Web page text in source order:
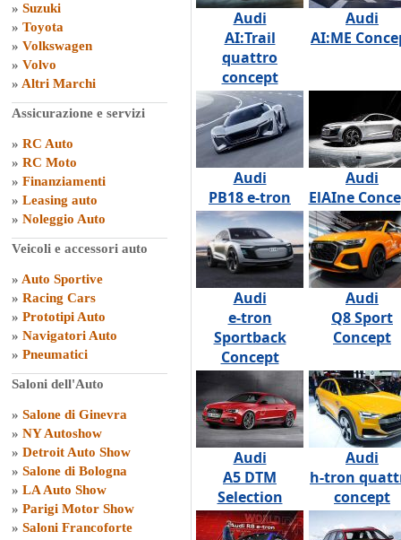
» Suzuki
» Toyota
» Volkswagen
» Volvo
» Altri Marchi
Assicurazione e servizi
» RC Auto
» RC Moto
» Finanziamenti
» Leasing auto
» Noleggio Auto
Veicoli e accessori auto
» Auto Sportive
» Racing Cars
» Prototipi Auto
» Navigatori Auto
» Pneumatici
Saloni dell'Auto
» Salone di Ginevra
» NY Autoshow
» Detroit Auto Show
» Salone di Bologna
» LA Auto Show
» Parigi Motor Show
» Saloni Francoforte
Audi
AI:Trail
quattro
concept
Audi
AI:ME
Audi
PB18 e-tron
Audi
ElAIne
Audi
e-tron
Sportback
Concept
Audi
Q8 Sport
Concept
Audi
A5 DTM
Selection
Audi
h-tron
concept